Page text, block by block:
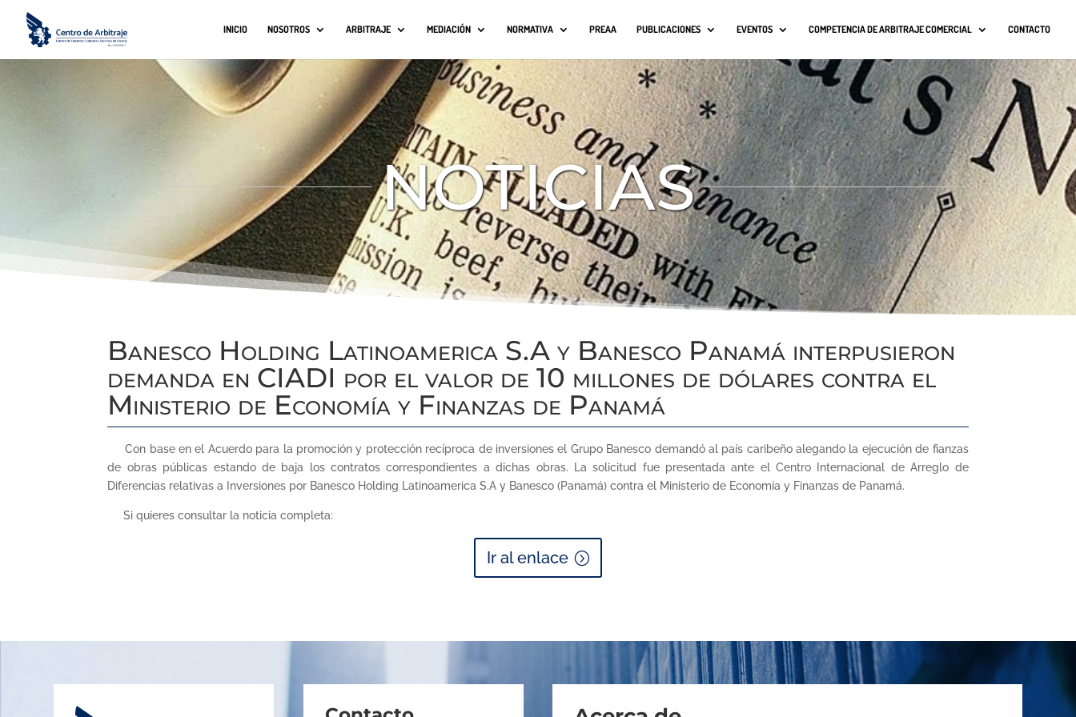
INICIO NOSOTROS ARBITRAJE MEDIACIÓN NORMATIVA PREAA PUBLICACIONES EVENTOS COMPETENCIA DE ARBITRAJE COMERCIAL CONTACTO
NOTICIAS
Banesco Holding Latinoamerica S.A y Banesco Panamá interpusieron
demanda en CIADI por el valor de 10 millones de dólares contra el
Ministerio de Economía y Finanzas de Panamá
Con base en el Acuerdo para la promoción y protección recíproca de inversiones el Grupo Banesco demandó al país caribeño alegando la ejecución de fianzas
de obras públicas estando de baja los contratos correspondientes a dichas obras. La solicitud fue presentada ante el Centro Internacional de Arreglo de
Diferencias relativas a Inversiones por Banesco Holding Latinoamerica S.A y Banesco (Panamá) contra el Ministerio de Economía y Finanzas de Panamá.
Si quieres consultar la noticia completa:
Ir al enlace